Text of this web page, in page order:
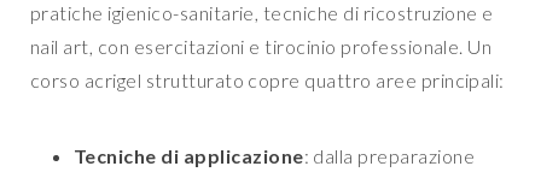
pratiche igienico-sanitarie, tecniche di ricostruzione e
nail art, con esercitazioni e tirocinio professionale. Un
corso acrigel strutturato copre quattro aree principali:
Tecniche di applicazione: dalla preparazione